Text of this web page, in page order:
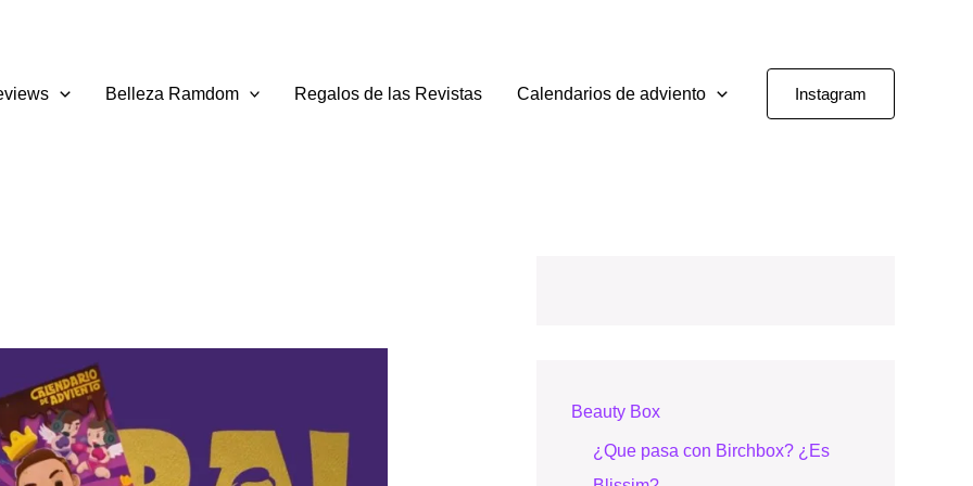
Belleza Ramdom Regalos de las Revistas Calendarios de adviento Instagram
Beauty Box
¿Que pasa con Birchbox? ¿Es